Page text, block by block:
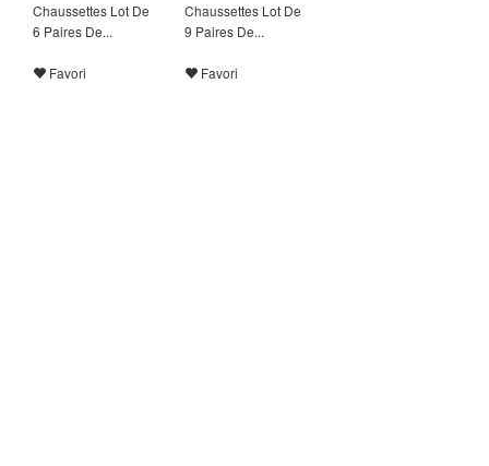
Chaussettes Lot De
6 Paires De...
Favori
Chaussettes Lot De
9 Paires De...
Favori